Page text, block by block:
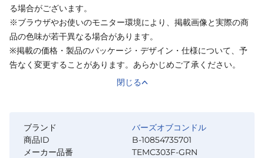
る場合がございます。
※ブラウザやお使いのモニター環境により、掲載画像と実際の商
品の色味が若干異なる場合があります。
※掲載の価格・製品のパッケージ・デザイン・仕様について、予
告なく変更することがあります。あらかじめご了承ください。
閉じる
ブランド
バーズオブコンドル
商品ID
B-10854735701
メーカー品番
TEMC303F-GRN